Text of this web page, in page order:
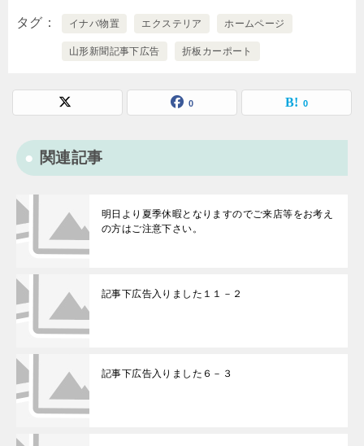
タグ イナバ物置 エクステリア ホームページ
山形新聞記事下広告 折板カーポート
0 0
関連記事
明日より夏季休暇となりますのでご来店等をお考え
の方はご注意下さい。
記事下広告入りました１１－２
記事下広告入りました６－３